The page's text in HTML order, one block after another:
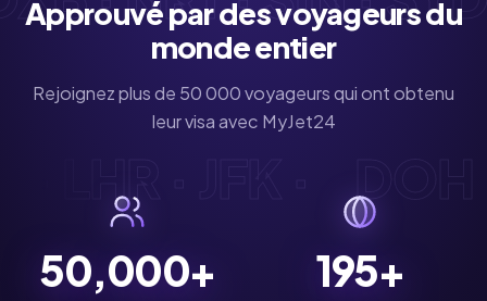
· LHR · JFK ·
Approuvé par des voyageurs du
monde entier
Rejoignez plus de 50 000 voyageurs qui ont obtenu
leur visa avec MyJet24
50,000+ 195+